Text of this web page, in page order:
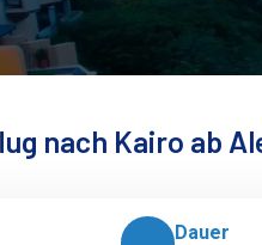
nach Kairo ab
Dauer